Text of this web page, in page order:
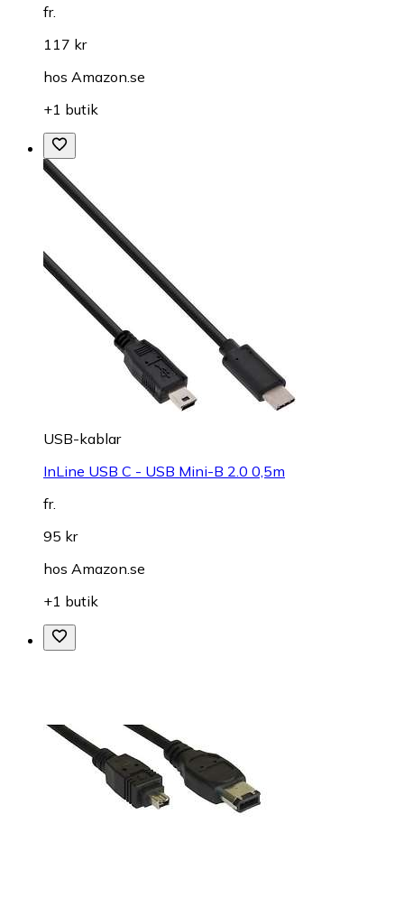
fr.
117 kr
hos Amazon.se
+1 butik
USB-kablar
InLine USB C - USB Mini-B 2.0 0,5m
fr.
95 kr
hos Amazon.se
+1 butik